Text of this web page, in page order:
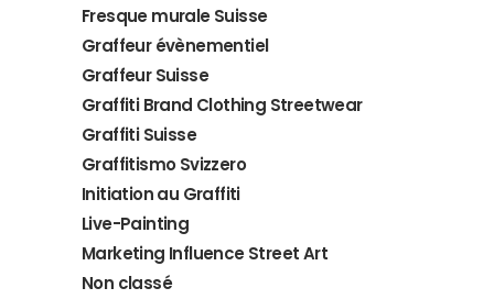
Fresque murale Suisse
Graffeur évènementiel
Graffeur Suisse
Graffiti Brand Clothing Streetwear
Graffiti Suisse
Graffitismo Svizzero
Initiation au Graffiti
Live-Painting
Marketing Influence Street Art
Non classé